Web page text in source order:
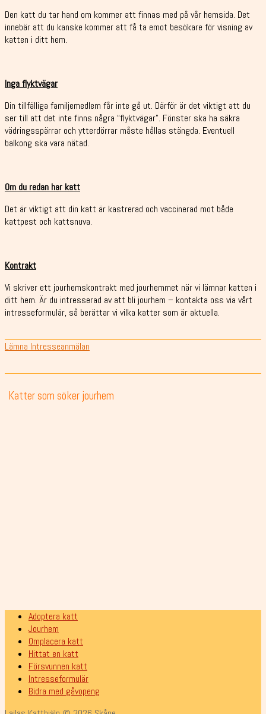
Den katt du tar hand om kommer att finnas med på vår hemsida. Det
innebär att du kanske kommer att få ta emot besökare för visning av
katten i ditt hem.
Inga flyktvägar
Din tillfälliga familjemedlem får inte gå ut. Därför är det viktigt att du
ser till att det inte finns några “flyktvägar”. Fönster ska ha säkra
vädringsspärrar och ytterdörrar måste hållas stängda. Eventuell
balkong ska vara nätad.
Om du redan har katt
Det är viktigt att din katt är kastrerad och vaccinerad mot både
kattpest och kattsnuva.
Kontrakt
Vi skriver ett jourhemskontrakt med jourhemmet när vi lämnar katten i
ditt hem. Är du intresserad av att bli jourhem – kontakta oss via vårt
intresseformulär, så berättar vi vilka katter som är aktuella.
Lämna Intresseanmälan
Katter som söker jourhem
Adoptera katt
Jourhem
Omplacera katt
Hittat en katt
Försvunnen katt
Intresseformulär
Bidra med gåvopeng